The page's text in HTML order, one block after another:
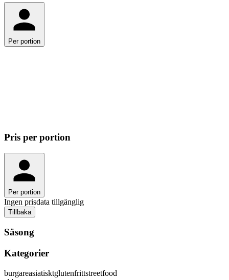
Per portion
Pris per portion
Per portion
Ingen prisdata tillgänglig
Tillbaka
Säsong
Kategorier
burgareasiatisktglutenfrittstreetfood